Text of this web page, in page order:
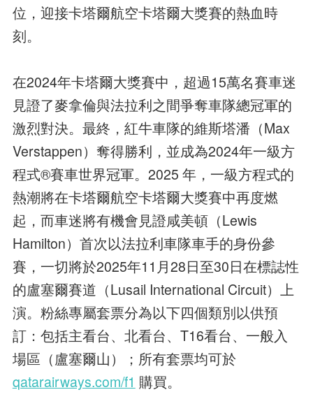
位，迎接卡塔爾航空卡塔爾大獎賽的熱血時
刻。
在2024年卡塔爾大獎賽中，超過15萬名賽車迷
見證了麥拿倫與法拉利之間爭奪車隊總冠軍的
激烈對決。最終，紅牛車隊的維斯塔潘（Max
Verstappen）奪得勝利，並成為2024年一級方
程式®賽車世界冠軍。2025 年，一級方程式的
熱潮將在卡塔爾航空卡塔爾大獎賽中再度燃
起，而車迷將有機會見證咸美頓（Lewis
Hamilton）首次以法拉利車隊車手的身份參
賽，一切將於2025年11月28日至30日在標誌性
的盧塞爾賽道（Lusail International Circuit）上
演。粉絲專屬套票分為以下四個類別以供預
訂：包括主看台、 北看台、 T16看台、 一般入
場區（盧塞爾山）； 所有套票均可於
qatarairways.com/f1 購買。